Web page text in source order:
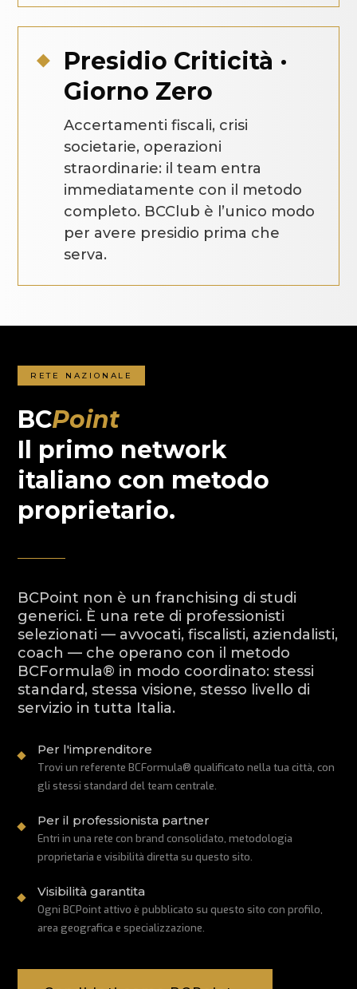

Presidio Criticità ·
Giorno Zero
Accertamenti fiscali, crisi
societarie, operazioni
straordinarie: il team entra
immediatamente con il metodo
completo. BCClub è l’unico modo
per avere presidio prima che
serva.
RETE NAZIONALE
BCPoint
Il primo network
italiano con metodo
proprietario.
BCPoint non è un franchising di studi
generici. È una rete di professionisti
selezionati — avvocati, fiscalisti, aziendalisti,
coach — che operano con il metodo
BCFormula® in modo coordinato: stessi
standard, stessa visione, stesso livello di
servizio in tutta Italia.
 Per l'imprenditore
Trovi un referente BCFormula® qualificato nella tua città, con
gli stessi standard del team centrale.
 Per il professionista partner
Entri in una rete con brand consolidato, metodologia
proprietaria e visibilità diretta su questo sito.
 Visibilità garantita
Ogni BCPoint attivo è pubblicato su questo sito con profilo,
area geografica e specializzazione.